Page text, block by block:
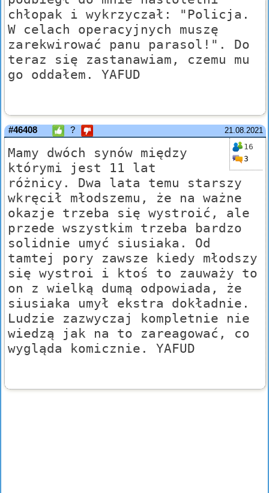
chłopak i wykrzyczał: "Policja.
W celach operacyjnych muszę
zarekwirować panu parasol!". Do
teraz się zastanawiam, czemu mu
go oddałem. YAFUD
21.08.2021
#46408 ?
16
3
Mamy dwóch synów między
którymi jest 11 lat
różnicy. Dwa lata temu starszy
wkręcił młodszemu, że na ważne
okazje trzeba się wystroić, ale
przede wszystkim trzeba bardzo
solidnie umyć siusiaka. Od
tamtej pory zawsze kiedy młodszy
się wystroi i ktoś to zauważy to
on z wielką dumą odpowiada, że
siusiaka umył ekstra dokładnie.
Ludzie zazwyczaj kompletnie nie
wiedzą jak na to zareagować, co
wygląda komicznie. YAFUD